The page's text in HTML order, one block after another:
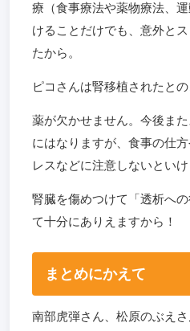
療（食事療法や薬物療法、
けることだけでも、意外と
たから。
ピコさんは腎移植されたとの
薬が欠かせません。今後ま
にはなりますが、食事の仕
レスなどに注意しないといけ
腎臓を傷めつけて「透析へ
て十分にありえますから！
まとめにかえて
南部虎弾さん、松原のぶえ